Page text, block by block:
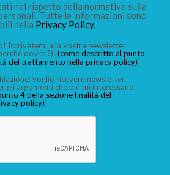
CERCA
nel rispetto della normativa sulla
Tutte le informazioni sono
nella Privacy Policy.
Iscrivetemi alla vostra newsletter
dovrei?) [(come descritto al punto
del trattamento nella privacy policy)]
voglio ricevere newsletter
gli argomenti che più mi interessano,
4 della sezione finalità del
policy)]